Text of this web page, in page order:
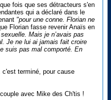
fois que ses détracteurs s'en
qui a déclaré dans le
"pour une conne. Florian ne
Florian fasse revenir Anaïs en
Mais je n’avais pas
Je ne lui ai jamais fait croire
suis pas mal comporté. En
c'est terminé, pour cause
avec Mike des Ch'tis !